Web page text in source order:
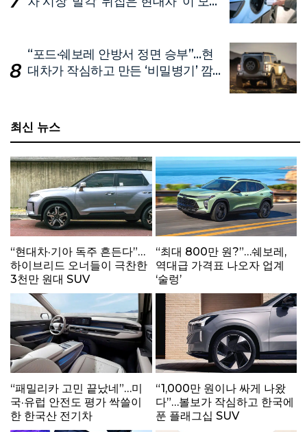
“포드·쉐보레 안방서 정면 승부”…현
대차가 작심하고 만든 ‘비밀병기’ 깜
최신 뉴스
“현대차·기아 독주 흔든다”…
하이브리드 오너들이 극찬한
3천만 원대 SUV
“최대 800만 원?”…쉐보레,
역대급 가격표 나오자 업계
‘술렁’
“패밀리카 고민 끝났네”…미
국·유럽 안전도 평가 싹쓸이
한 한국산 전기차
“1,000만 원이나 싸게 나왔
다”…볼보가 작심하고 한국에
푼 플래그십 SUV